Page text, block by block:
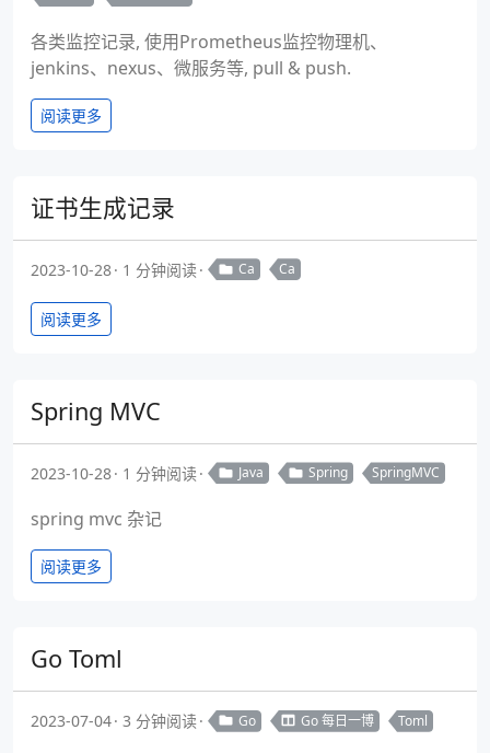
各类监控记录, 使用Prometheus监控物理机、
jenkins、nexus、微服务等, pull & push.
阅读更多
证书生成记录
2023-10-28 1 分钟阅读 Ca Ca
阅读更多
Spring MVC
2023-10-28 1 分钟阅读 Java Spring SpringMVC
spring mvc 杂记
阅读更多
Go Toml
2023-07-04 3 分钟阅读 Go Go 每日一博 Toml